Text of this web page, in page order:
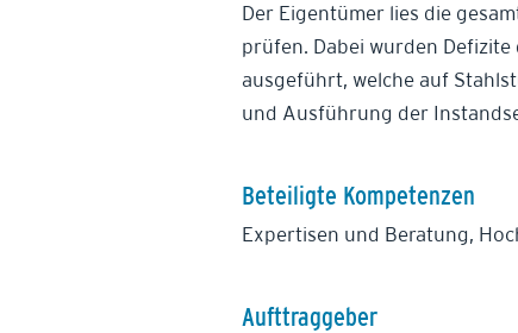
Der Eigentümer lies die
prüfen. Dabei wurden
ausgeführt, welche auf
und Ausführung der
Beteiligte Kompetenzen
Expertisen und Beratung,
Aufttraggeber